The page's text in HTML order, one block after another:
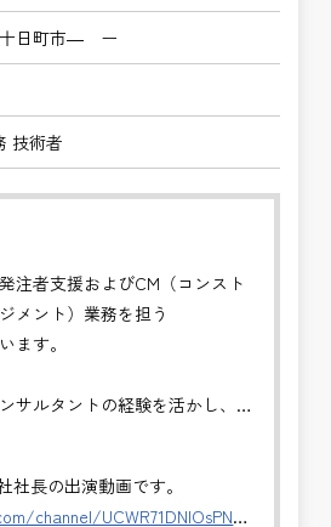
十日町市― ー
技術者
注者支援およびCM（コンスト
メント）業務を担う
ます。
サルタントの経験を活かし、発
ップできるポジションです
ラクション・マネジメント）
社長の出演動画です。
channel/